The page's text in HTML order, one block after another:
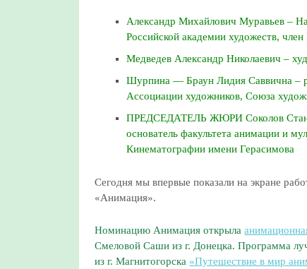
Александр Михайлович Муравьев –
Российской академии художеств,
Медведев Александр Николаевич –
Шурпина — Браун Лидия Саввична –
Ассоциации художников, Союза
ПРЕДСЕДАТЕЛЬ ЖЮРИ Соколов
основатель факультета анимации и
Кинематографии имени Герасимова
Сегодня мы впервые показали на экране
«Анимация».
Номинацию Анимация открыла
Смеловой Саши из г. Донецка. Программа
из г. Магнитогорска «Путешествие в мир